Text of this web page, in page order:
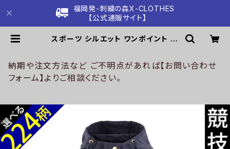
福岡発-刺繍の森X-CLOTHES
【公式通販サイト】
スポーツ シルエット ワンポイント 長
プ アウター 母の日 ori-aw-djk3-b
08-s | 刺繍の森X-CLOTHES【公
式通販サイト】
納期や注文方法など ご不明点があれば【お問い合わせ
フォーム】よりご相談ください。